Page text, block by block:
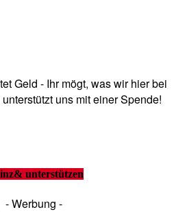
Geld - Ihr mögt, was wir hier bei
uns mit einer Spende!
unterstützen
- Werbung -